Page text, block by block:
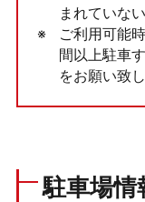
まれていな
ご利用可能
間以上駐車
をお願い致し
駐車場情